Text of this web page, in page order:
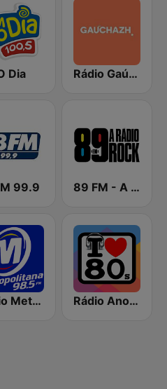
Dia Rádio Gaúcha ZH
99.9 89 FM - A Rádio Rock
Rádio Metropolitana 98.5 FM Rádio Anos 80